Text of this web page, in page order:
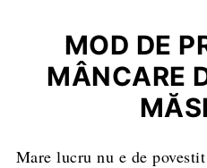
MOD DE
MÂNCARE
Mare lucru nu e de